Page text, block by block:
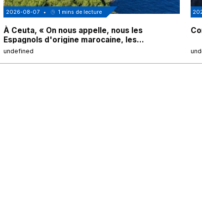
2026-08-07 • 1 mins de lecture
À Ceuta, « On nous appelle, nous les
Espagnols d'origine marocaine, les
"musulmans"»
undefined